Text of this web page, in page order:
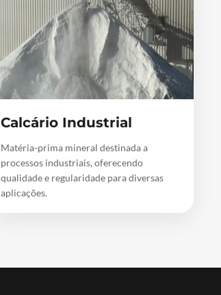
Calcário Industrial
Matéria-prima mineral destinada a
processos industriais, oferecendo
qualidade e regularidade para diversas
aplicações.